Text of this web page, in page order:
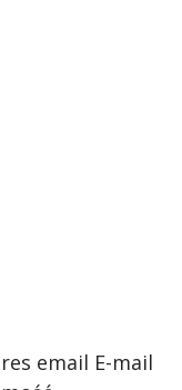
email E-mail